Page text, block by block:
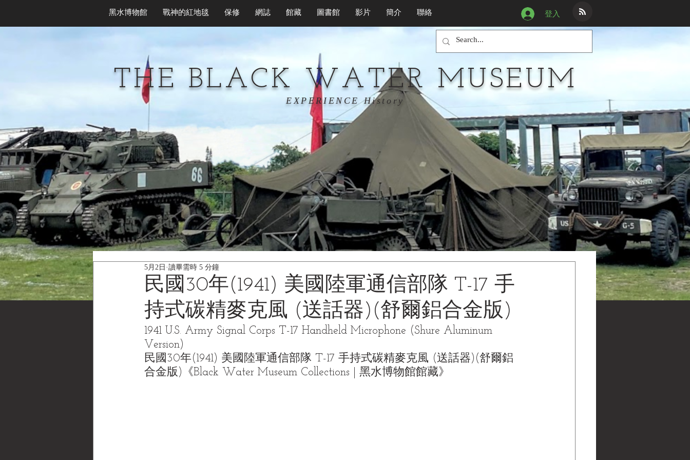
黑水博物館 戰神的紅地毯 保修 網誌 館藏 圖書館 影片 簡介 聯絡 登入
THE BLACK WATER MUSEUM
EXPERIENCE History
民國30年(1941) 美國陸軍通信部隊 T-17 手
持式碳精麥克風 (送話器)(舒爾鋁合金版)
5月2日 讀畢需時 5 分鐘
1941 U.S. Army Signal Corps T-17 Handheld Microphone (Shure Aluminum
Version)
民國30年(1941) 美國陸軍通信部隊 T-17 手持式碳精麥克風 (送話器)(舒爾鋁
合金版)《Black Water Museum Collections | 黑水博物館館藏》